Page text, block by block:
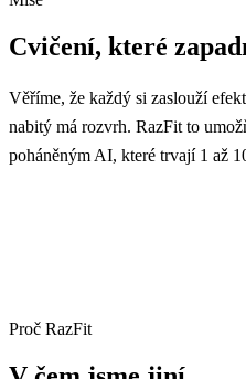
Cvičení, které
Věříme, že každý si zaslouží
nabitý má rozvrh. RazFit to
poháněným AI, které trvají 1 až
Proč RazFit